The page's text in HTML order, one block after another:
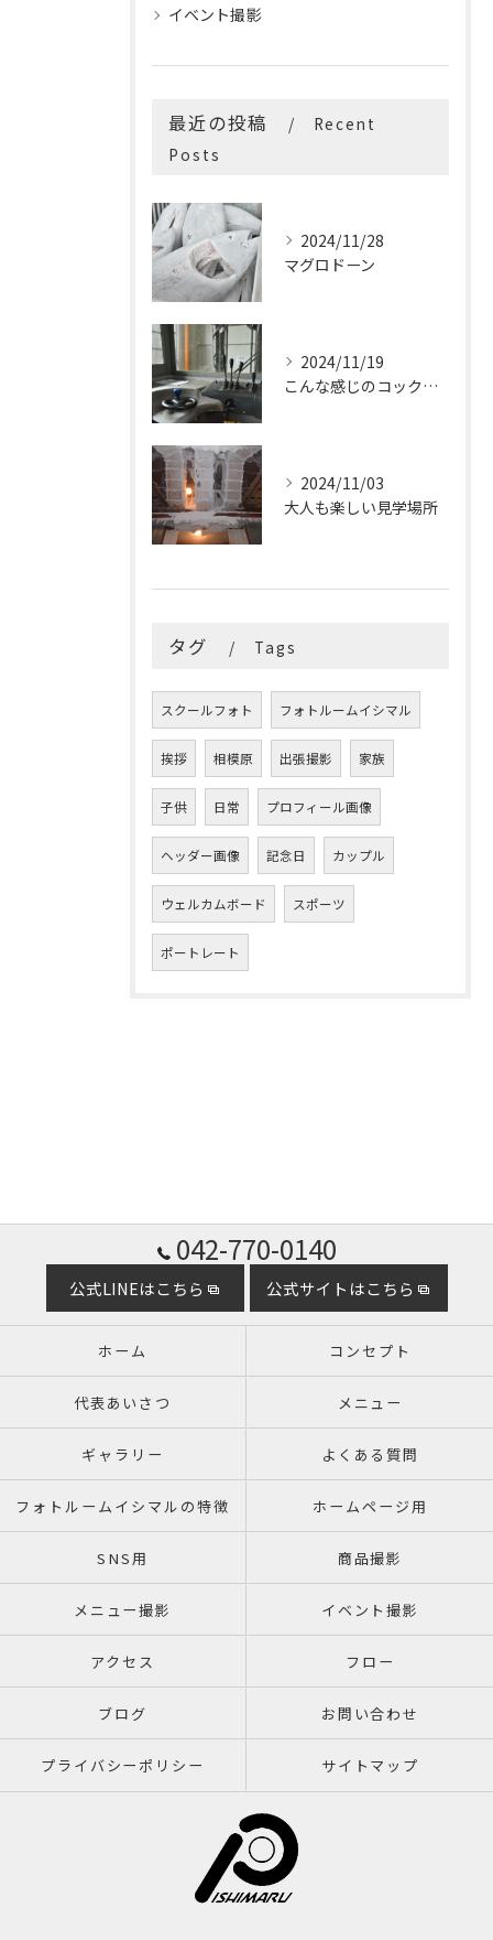
イベント撮影
最近の投稿
Recent
Posts
2024/11/28
マグロドーン
2024/11/19
こんな感じのコックピットはたまらないです
2024/11/03
大人も楽しい見学場所
タグ Tags
スクールフォト フォトルームイシマル
挨拶 相模原 出張撮影 家族
子供 日常 プロフィール画像
ヘッダー画像 記念日 カップル
ウェルカムボード スポーツ
ポートレート
042-770-0140
公式LINEはこちら 公式サイトはこちら
ホーム コンセプト
代表あいさつ メニュー
ギャラリー よくある質問
フォトルームイシマルの特徴 ホームページ用
SNS用 商品撮影
メニュー撮影 イベント撮影
アクセス フロー
ブログ お問い合わせ
プライバシーポリシー サイトマップ